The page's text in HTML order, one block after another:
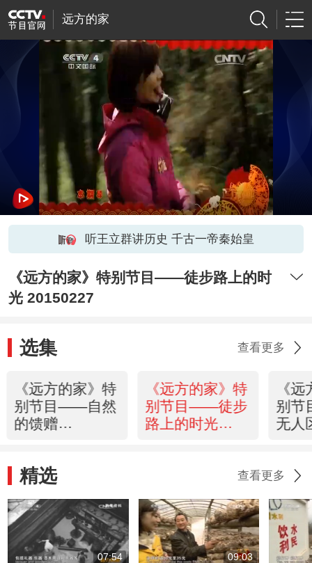
远方的家
听王立群讲历史 千古一帝秦始皇
《远方的家》特别节目——徒步路上的时
光 20150227
选集 查看更多
《远方的家》特
别节目——自然
的馈赠
《远方的家》特
别节目——徒步
路上的时光
《
别
无人
精选 查看更多
07:54 09:03